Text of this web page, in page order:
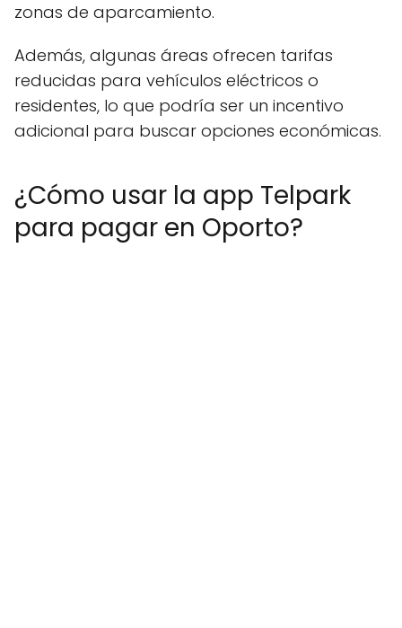
zonas de aparcamiento.
Además, algunas áreas ofrecen tarifas
reducidas para vehículos eléctricos o
residentes, lo que podría ser un incentivo
adicional para buscar opciones económicas.
¿Cómo usar la app Telpark
para pagar en Oporto?